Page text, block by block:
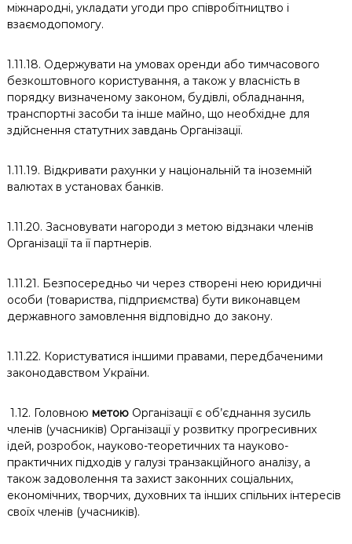
міжнародні, укладати угоди про співробітництво і
взаємодопомогу.
1.11.18. Одержувати на умовах оренди або тимчасового
безкоштовного користування, а також у власність в
порядку визначеному законом, будівлі, обладнання,
транспортні засоби та інше майно, що необхідне для
здійснення статутних завдань Організації.
1.11.19. Відкривати рахунки у національній та іноземній
валютах в установах банків.
1.11.20. Засновувати нагороди з метою відзнаки членів
Організації та її партнерів.
1.11.21. Безпосередньо чи через створені нею юридичні
особи (товариства, підприємства) бути виконавцем
державного замовлення відповідно до закону.
1.11.22. Користуватися іншими правами, передбаченими
законодавством України.
1.12. Головною метоюОрганізації є об’єднання зусиль
членів (учасників) Організації у розвитку прогресивних
ідей, розробок, науково-теоретичних та науково-
практичних підходів у галузі транзакційного аналізу, а
також задоволення та захист законних соціальних,
економічних, творчих, духовних та інших спільних інтересів
своїх членів (учасників).